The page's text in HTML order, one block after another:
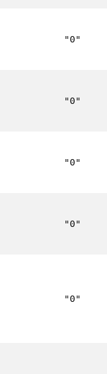
"0"
"0"
"0"
"0"
"0"